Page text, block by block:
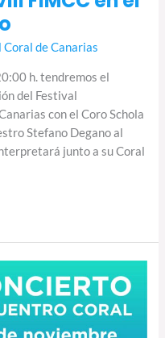
Coral de Canarias
h. tendremos el
del Festival
con el Coro Schola
Stefano Degano al
junto a su Coral